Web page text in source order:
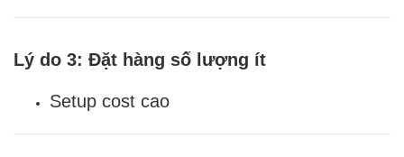
Lý do 3: Đặt hàng số lượng ít
Setup cost cao